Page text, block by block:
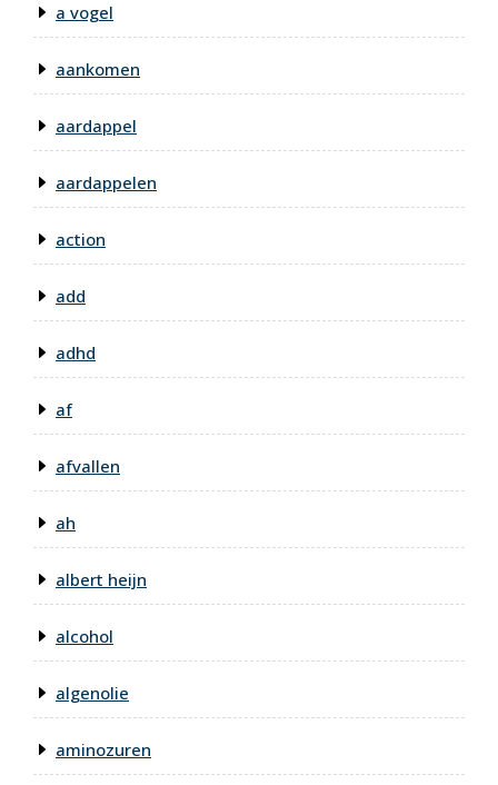
a vogel
aankomen
aardappel
aardappelen
action
add
adhd
af
afvallen
ah
albert heijn
alcohol
algenolie
aminozuren